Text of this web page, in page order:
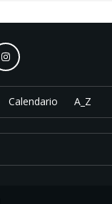
Calendario A_Z